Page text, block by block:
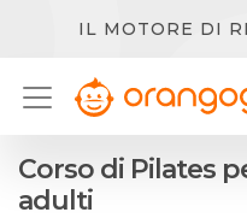
IL MOTORE DI
Corso di Pilates
adulti